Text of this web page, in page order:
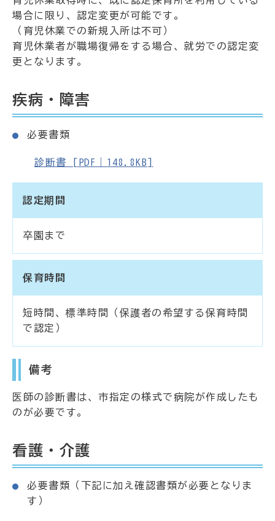
場合に限り、認定変更が可能です。
（育児休業での新規入所は不可）
育児休業者が職場復帰をする場合、就労での認定変
更となります。
疾病・障害
必要書類
診断書 [PDF｜148.8KB]
認定期間
卒園まで
保育時間
短時間、標準時間（保護者の希望する保育時間
で認定）
備考
医師の診断書は、市指定の様式で病院が作成したも
のが必要です。
看護・介護
必要書類（下記に加え確認書類が必要となりま
す）